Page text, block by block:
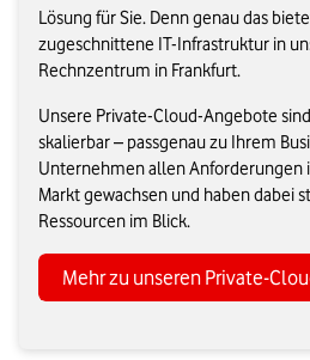
Lösung für Sie. Denn genau das
zugeschnittene IT-Infrastruktur in
Rechnzentrum in Frankfurt.
Unsere Private-Cloud-Angebote
skalierbar – passgenau zu Ihrem
Unternehmen allen Anforderungen
Markt gewachsen und haben dabei
Ressourcen im Blick.
Mehr zu unseren Private-